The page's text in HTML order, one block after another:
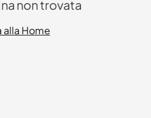
non trovata
alla Home